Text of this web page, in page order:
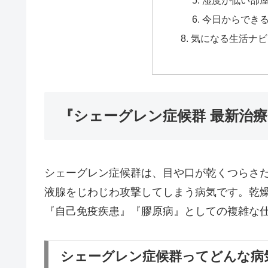
今日からでき
気になる生活ナ
『シェーグレン症候群 最新治
シェーグレン症候群は、目や口が乾くつらさ
液腺をじわじわ攻撃してしまう病気です。乾
『自己免疫疾患』『膠原病』としての複雑な
シェーグレン症候群ってどんな病